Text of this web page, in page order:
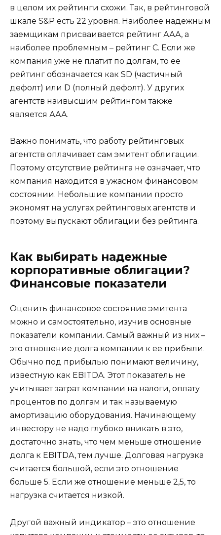
в целом их рейтинги схожи. Так, в рейтинговой
шкале S&P есть 22 уровня. Наиболее надежным
заемщикам присваивается рейтинг ААА, а
наиболее проблемным – рейтинг С. Если же
компания уже не платит по долгам, то ее
рейтинг обозначается как SD (частичный
дефолт) или D (полный дефолт). У других
агентств наивысшим рейтингом также
является ААА.
Важно понимать, что работу рейтинговых
агентств оплачивает сам эмитент облигации.
Поэтому отсутствие рейтинга не означает, что
компания находится в ужасном финансовом
состоянии. Небольшие компании просто
экономят на услугах рейтинговых агентств и
поэтому выпускают облигации без рейтинга.
Как выбирать надежные
корпоративные облигации?
Финансовые показатели
Оценить финансовое состояние эмитента
можно и самостоятельно, изучив основные
показатели компании. Самый важный из них –
это отношение долга компании к ее прибыли.
Обычно под прибылью понимают величину,
известную как EBITDA. Этот показатель не
учитывает затрат компании на налоги, оплату
процентов по долгам и так называемую
амортизацию оборудования. Начинающему
инвестору не надо глубоко вникать в это,
достаточно знать, что чем меньше отношение
долга к EBITDA, тем лучше. Долговая нагрузка
считается большой, если это отношение
больше 5. Если же отношение меньше 2,5, то
нагрузка считается низкой.
Другой важный индикатор – это отношение